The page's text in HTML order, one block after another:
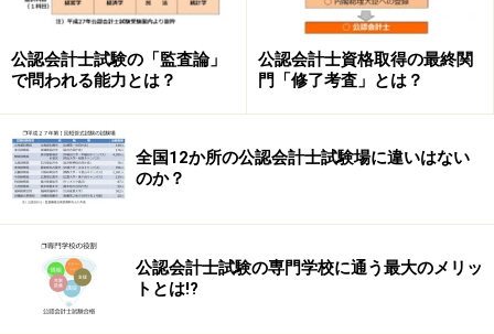
次のページへ
公認会計士試験の「監査論」
で問われる能力とは？
公認会計士資格取得の最終関
門「修了考査」とは？
全国12か所の公認会計士試験場に違いはない
のか？
公認会計士試験の専門学校に通う最大のメリッ
トとは!?